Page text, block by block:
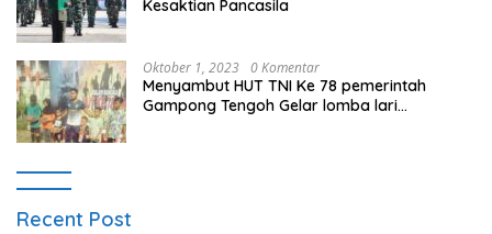
Kesaktian Pancasila
Oktober 1, 2023 0 Komentar
Menyambut HUT TNI Ke 78 pemerintah
Gampong Tengoh Gelar lomba lari
Recent Post